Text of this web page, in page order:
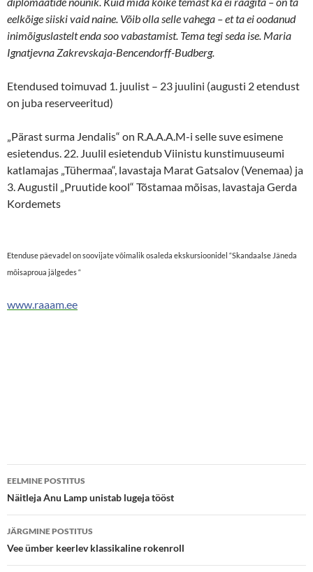
eelkõige siiski vaid naine. Võib olla selle vahega – et ta ei oodanud
inimõiguslastelt enda soo vabastamist. Tema tegi seda ise. Maria
Ignatjevna Zakrevskaja-Bencendorff-Budberg.
Etendused toimuvad 1. juulist – 23 juulini (augusti 2 etendust
on juba reserveeritud)
„Pärast surma Jendalis“ on R.A.A.A.M-i selle suve esimene
esietendus. 22. Juulil esietendub Viinistu kunstimuuseumi
katlamajas „Tühermaa“, lavastaja Marat Gatsalov (Venemaa) ja
3. Augustil „Pruutide kool“ Tõstamaa mõisas, lavastaja Gerda
Kordemets
Etenduse päevadel on soovijate võimalik osaleda ekskursioonidel “Skandaalse Jäneda
mõisaproua jälgedes “
www.raaam.ee
Postituste
töölaud
EELMINE POSTITUS
Näitleja Anu Lamp unistab lugeja tööst
JÄRGMINE POSTITUS
Vee ümber keerlev klassikaline rokenroll